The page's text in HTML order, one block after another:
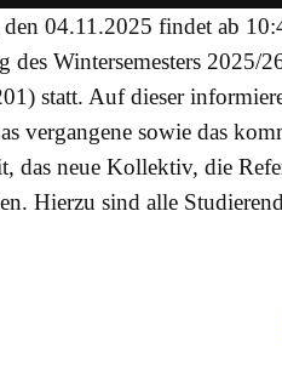
04.11.2025 findet ab
des Wintersemesters 2025/
statt. Auf dieser
vergangene sowie das
das neue Kollektiv, die
Hierzu sind alle